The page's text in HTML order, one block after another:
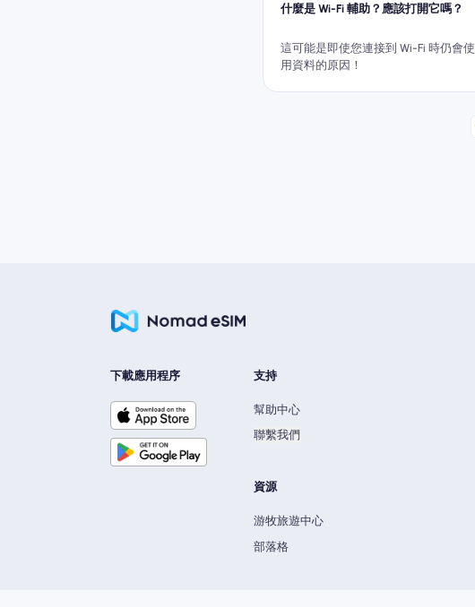
什麼是 Wi-Fi 輔助？應該打開它嗎？
這可能是即使您連接到 Wi-Fi 時仍會使
用資料的原因！
下載應用程序 支持
幫助中心
聯繫我們
資源
游牧旅遊中心
部落格